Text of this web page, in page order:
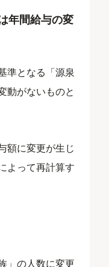
年間給与の変
準となる「源泉
動がないものと
額に変更が生じ
よって再計算す
」の人数に変更